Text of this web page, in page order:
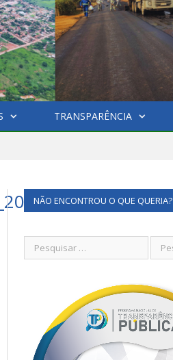
TRANSPARÊNCIA
NÃO ENCONTROU O QUE QUERIA?